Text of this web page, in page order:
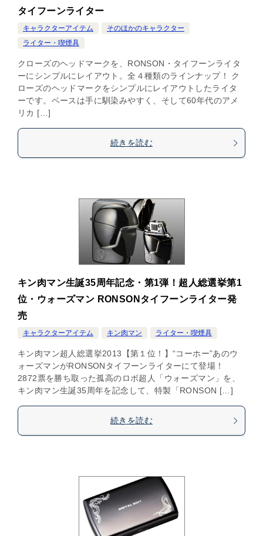
タイフーンライター
キャラクターアイテム
そのほかのキャラクター
ライター・喫煙具
クローズのヘッドマークを、RONSON・タイフーンライタ
ーにシンプルにレイアウト。全４種類のラインナップ！ ク
ローズのヘッドマークをシンプルにレイアウトしたライタ
ーです。ベースは手に馴染みやすく、そして60年代のアメ
リカ […]
続きを読む
キン肉マン生誕35周年記念・第1弾！超人総選挙第1
位・ウォーズマン RONSONタイフーンライター発
売
キャラクターアイテム キン肉マン ライター・喫煙具
キン肉マン超人総選挙2013【第１位！】“コーホー”あのウ
ォーズマンがRONSONタイフーンライターにて登場！
2872票を勝ち取った孤高のロボ超人「ウォーズマン」を、
キン肉マン生誕35周年を記念して、特製「RONSON […]
続きを読む